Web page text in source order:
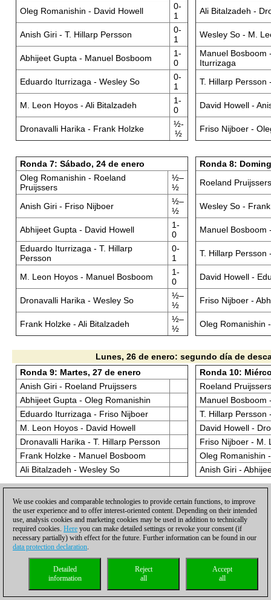
Oleg Romanishin - David Howell
0-
1
Anish Giri - T. Hillarp Persson
0-
1
Abhijeet Gupta - Manuel Bosboom
1-
0
Eduardo Iturrizaga - Wesley So
0-
1
M. Leon Hoyos - Ali Bitalzadeh
1-
0
Dronavalli Harika - Frank Holzke
½-
½
Ali Bitalzadeh -
Wesley So - M.
Manuel Bosboom
Iturrizaga
T. Hillarp Persson
David Howell -
Friso Nijboer -
Ronda 7: Sábado, 24 de enero
Oleg Romanishin - Roeland
Pruijssers
½–
½
Anish Giri - Friso Nijboer
½–
½
Abhijeet Gupta - David Howell
1-
0
Eduardo Iturrizaga - T. Hillarp
Persson
0-
1
M. Leon Hoyos - Manuel Bosboom
1-
0
Dronavalli Harika - Wesley So
½–
½
Frank Holzke - Ali Bitalzadeh
½–
½
Ronda 8:
Roeland
Wesley So -
Manuel Bosboom
T. Hillarp Persson
David Howell -
Friso Nijboer -
Oleg Romanishin
Lunes, 26 de enero: segundo día de
Ronda 9: Martes, 27 de enero
Anish Giri - Roeland Pruijssers
Abhijeet Gupta - Oleg Romanishin
Eduardo Iturrizaga - Friso Nijboer
M. Leon Hoyos - David Howell
Dronavalli Harika - T. Hillarp Persson
Frank Holzke - Manuel Bosboom
Ali Bitalzadeh - Wesley So
Ronda 10:
Roeland
Manuel Bosboom
T. Hillarp Persson
David Howell -
Friso Nijboer - M.
Oleg Romanishin
Anish Giri -
Jueves, 29 de enero: tercer día libre
Ronda 11: Viernes, 30 de enero
Abhijeet Gupta - Roeland Pruijssers
Eduardo Iturrizaga - Anish Giri
M. Leon Hoyos - Oleg Romanishin
Dronavalli Harika - Friso Nijboer
Frank Holzke - David Howell
Ronda 12:
Roeland
Bosboom
David Howell - Ali
Friso Nijboer -
Oleg Romanishin
We use cookies and comparable technologies to provide certain functions, to improve
the user experience and to offer interest-oriented content. Depending on their intended
use, analysis cookies and marketing cookies may be used in addition to technically
required cookies. Here you can make detailed settings or revoke your consent (if
necessary partially) with effect for the future. Further information can be found in our
data protection declaration.
Accept
all
Reject
all
Detailed
information